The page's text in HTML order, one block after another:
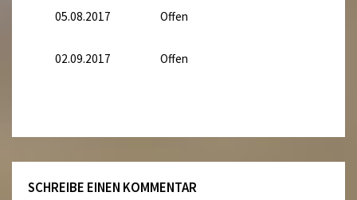
05.08.2017 Offen
02.09.2017 Offen
SCHREIBE EINEN KOMMENTAR